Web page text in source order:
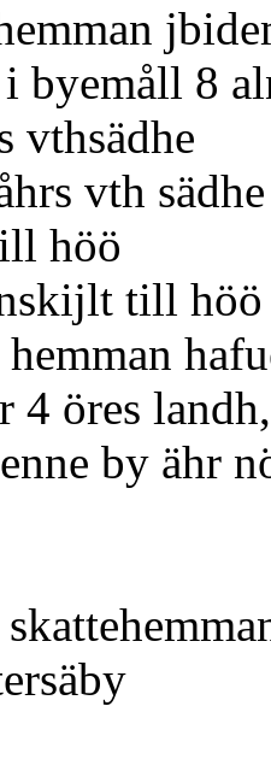
8
vth
till höö
till
landh,
by ähr